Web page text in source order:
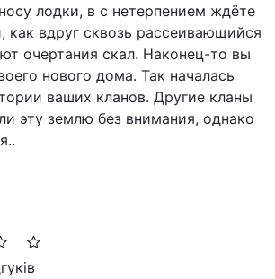
лодки, в с нетерпением ждёте
как вдруг сквозь рассеивающийся
очертания скал. Наконец-то вы
нового дома. Так началась
ваших кланов. Другие кланы
эту землю без внимания, однако